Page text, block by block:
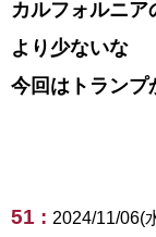
カルフォルニ
より少ないな
今回はトランプ
51 : 2024/11/06(